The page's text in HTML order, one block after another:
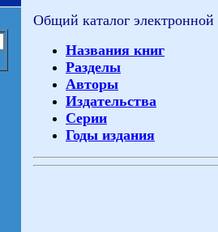
Общий каталог электронной
Названия книг
Разделы
Авторы
Издательства
Серии
Годы издания